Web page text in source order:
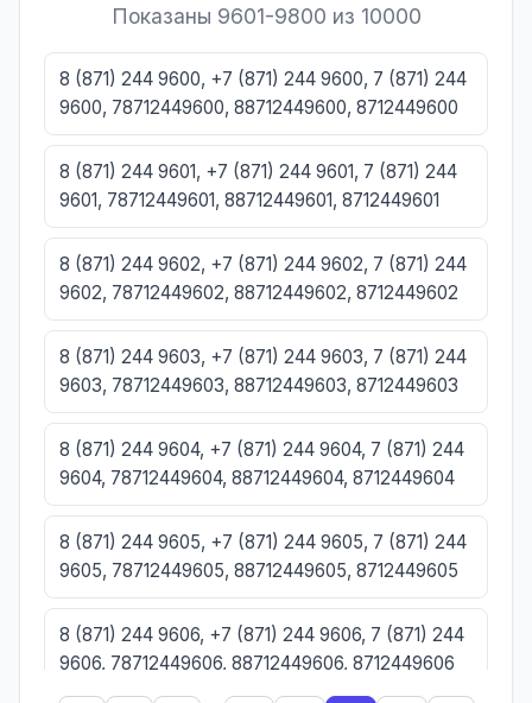
Показаны 9601-9800 из 10000
8 (871) 244 9600, +7 (871) 244 9600, 7 (871) 244
9600, 78712449600, 88712449600, 8712449600
8 (871) 244 9601, +7 (871) 244 9601, 7 (871) 244
9601, 78712449601, 88712449601, 8712449601
8 (871) 244 9602, +7 (871) 244 9602, 7 (871) 244
9602, 78712449602, 88712449602, 8712449602
8 (871) 244 9603, +7 (871) 244 9603, 7 (871) 244
9603, 78712449603, 88712449603, 8712449603
8 (871) 244 9604, +7 (871) 244 9604, 7 (871) 244
9604, 78712449604, 88712449604, 8712449604
8 (871) 244 9605, +7 (871) 244 9605, 7 (871) 244
9605, 78712449605, 88712449605, 8712449605
8 (871) 244 9606, +7 (871) 244 9606, 7 (871) 244
9606, 78712449606, 88712449606, 8712449606